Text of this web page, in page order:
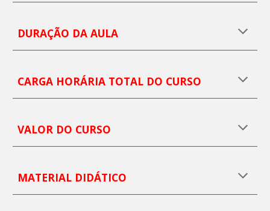
DURAÇÃO DA AULA
CARGA HORÁRIA TOTAL DO CURSO
VALOR DO CURSO
MATERIAL DIDÁTICO